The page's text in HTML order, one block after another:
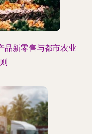
品新零售与都市农业